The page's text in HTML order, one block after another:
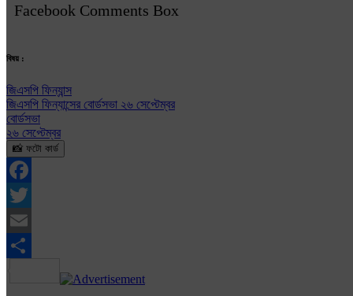
Facebook Comments Box
বিষয় :
জিএসপি ফিন্যান্স
জিএসপি ফিন্যান্সের বোর্ডসভা ২৬ সেপ্টেম্বর
বোর্ডসভা
২৬ সেপ্টেম্বর
📸 ফটো কার্ড
Facebook
Twitter
Email
Share